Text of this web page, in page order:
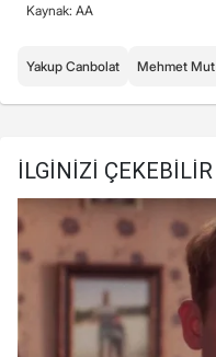
Kaynak: AA
Yakup Canbolat Mehmet Mut